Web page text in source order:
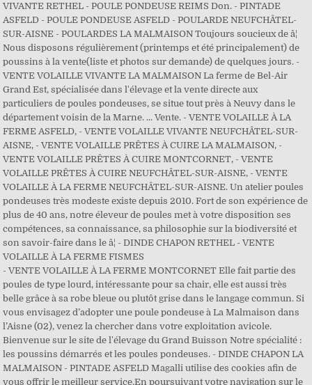
VIVANTE RETHEL - POULE PONDEUSE REIMS Don. - PINTADE
ASFELD - POULE PONDEUSE ASFELD - POULARDE NEUFCHÂTEL-
SUR-AISNE - POULARDES LA MALMAISON Toujours soucieux de â¦
Nous disposons régulièrement (printemps et été principalement) de
poussins à la vente(liste et photos sur demande) de quelques jours. -
VENTE VOLAILLE VIVANTE LA MALMAISON La ferme de Bel-Air
Grand Est, spécialisée dans l'élevage et la vente directe aux
particuliers de poules pondeuses, se situe tout près à Neuvy dans le
département voisin de la Marne. ... Vente. - VENTE VOLAILLE À LA
FERME ASFELD, - VENTE VOLAILLE VIVANTE NEUFCHÂTEL-SUR-
AISNE, - VENTE VOLAILLE PRÊTES À CUIRE LA MALMAISON, -
VENTE VOLAILLE PRÊTES À CUIRE MONTCORNET, - VENTE
VOLAILLE PRÊTES À CUIRE NEUFCHÂTEL-SUR-AISNE, - VENTE
VOLAILLE À LA FERME NEUFCHÂTEL-SUR-AISNE. Un atelier poules
pondeuses très modeste existe depuis 2010. Fort de son expérience de
plus de 40 ans, notre éleveur de poules met à votre disposition ses
compétences, sa connaissance, sa philosophie sur la biodiversité et
son savoir-faire dans le â¦ - DINDE CHAPON RETHEL - VENTE
VOLAILLE À LA FERME FISMES
- VENTE VOLAILLE À LA FERME MONTCORNET Elle fait partie des
poules de type lourd, intéressante pour sa chair, elle est aussi très
belle grâce à sa robe bleue ou plutôt grise dans le langage commun. Si
vous envisagez d’adopter une poule pondeuse à La Malmaison dans
l’Aisne (02), venez la chercher dans votre exploitation avicole.
Bienvenue sur le site de l'élevage du Grand Buisson Notre spécialité :
les poussins démarrés et les poules pondeuses. - DINDE CHAPON LA
MALMAISON - PINTADE ASFELD Magalli utilise des cookies afin de
vous offrir le meilleur service.En poursuivant votre navigation sur le